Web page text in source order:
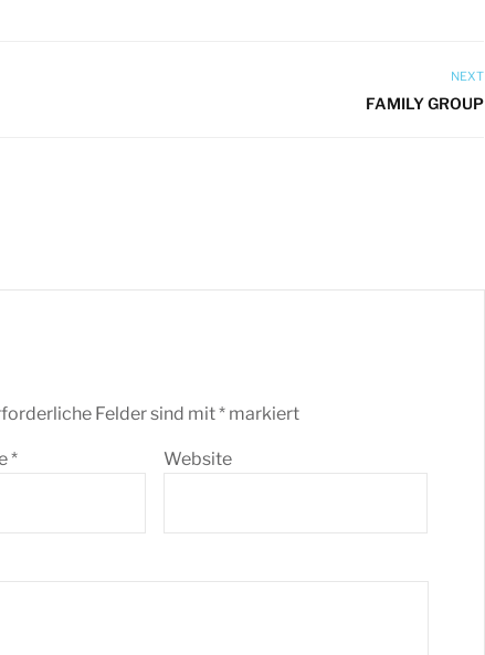
NEXT
FAMILY GROUP
Felder sind mit* markiert
* Website